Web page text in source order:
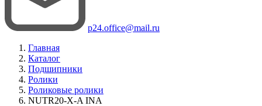
p24.office@mail.ru
Главная
Каталог
Подшипники
Ролики
Роликовые ролики
NUTR20-X-A INA